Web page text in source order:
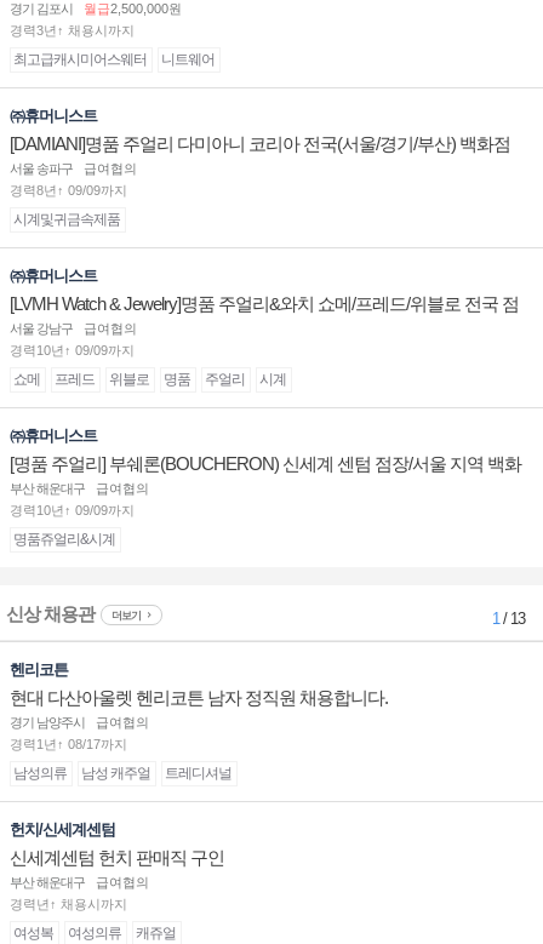
경기 김포시 월급2,500,000원
경력3년↑ 채용시까지
최고급캐시미어스웨터 니트웨어
㈜휴머니스트
[DAMIANI]명품 주얼리 다미아니 코리아 전국(서울/경기/부산) 백화점
부점장/판매사원 채용
서울 송파구
급여협의
경력8년↑ 09/09까지
시계및귀금속제품
㈜휴머니스트
[LVMH Watch & Jewelry]명품 주얼리&와치 쇼메/프레드/위블로 전국 점
장/부점장/판매사원 채용
서울 강남구
급여협의
경력10년↑ 09/09까지
쇼메 프레드 위블로 명품 주얼리 시계
㈜휴머니스트
[명품 주얼리] 부쉐론(BOUCHERON) 신세계 센텀 점장/서울 지역 백화
점 판매사원 채용
부산 해운대구
급여협의
경력10년↑ 09/09까지
명품쥬얼리&시계
신상 채용관 더보기 1/ 13
헨리코튼
현대 다산아울렛 헨리코튼 남자 정직원 채용합니다.
경기 남양주시
급여협의
경력1년↑ 08/17까지
남성의류 남성 캐주얼 트레디셔널
헌치/신세계센텀
신세계센텀 헌치 판매직 구인
부산 해운대구
급여협의
경력년↑ 채용시까지
여성복 여성의류 캐쥬얼